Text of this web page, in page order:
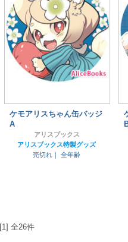
ケモアリスちゃん缶バッジ
A
アリスブックス
アリスブックス特製グッズ
売切れ｜
全年齢
[1] 全26件